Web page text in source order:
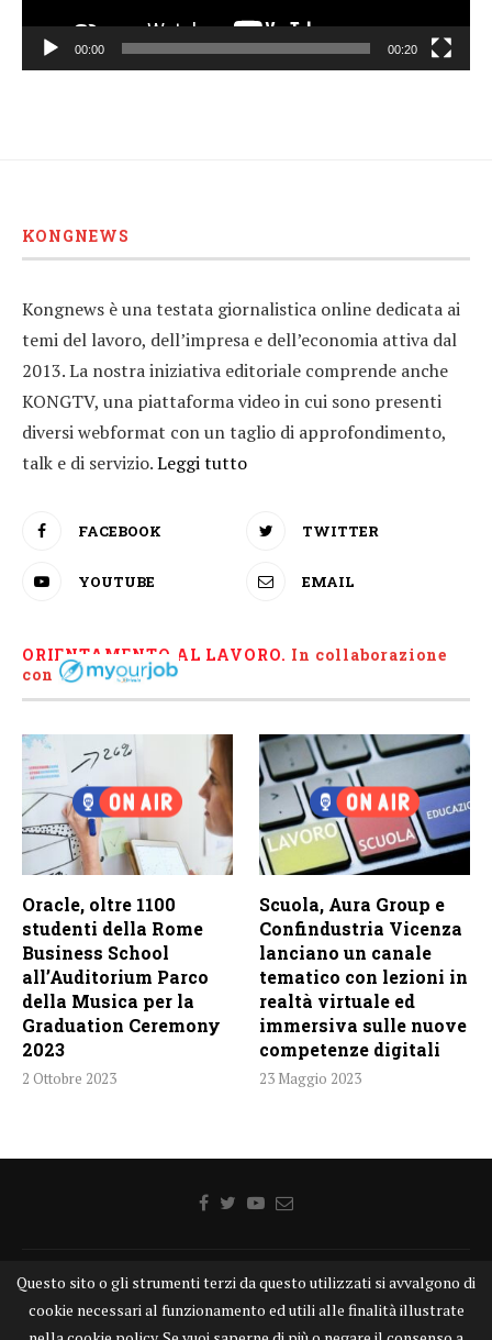
00:00 00:20
KONGNEWS
Kongnews è una testata giornalistica online dedicata ai
temi del lavoro, dell’impresa e dell’economia attiva dal
2013. La nostra iniziativa editoriale comprende anche
KONGTV, una piattaforma video in cui sono presenti
diversi webformat con un taglio di approfondimento,
talk e di servizio.Leggi tutto
FACEBOOK TWITTER
YOUTUBE EMAIL
ORIENTAMENTO AL LAVORO. In collaborazione
con
Oracle, oltre 1100
studenti della Rome
Business School
all’Auditorium Parco
della Musica per la
Graduation Ceremony
2023
2 Ottobre 2023
Scuola, Aura Group e
Confindustria Vicenza
lanciano un canale
tematico con lezioni in
realtà virtuale ed
immersiva sulle nuove
competenze digitali
23 Maggio 2023
Home Chi siamo Disclaimer Cookie Contatti
Privacy Policy KONGTV
Questo sito o gli strumenti terzi da questo utilizzati si avvalgono di
cookie necessari al funzionamento ed utili alle finalità illustrate